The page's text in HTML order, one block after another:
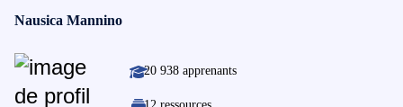
Nausica Mannino
20 938 apprenants